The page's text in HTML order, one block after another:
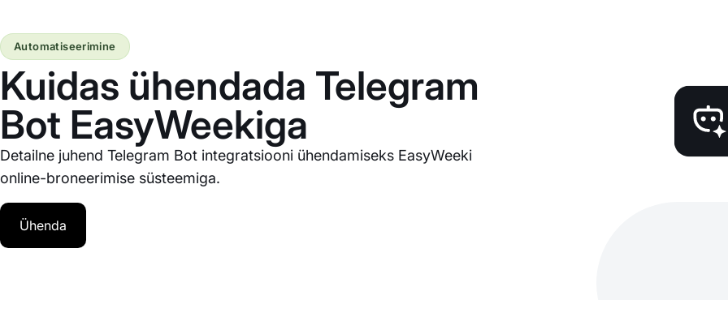
Kuidas ühendada Telegram
Bot EasyWeekiga
Detailne juhend Telegram Bot integratsiooni ühendamiseks EasyWeeki
online-broneerimise süsteemiga.
Automatiseerimine
Ühenda